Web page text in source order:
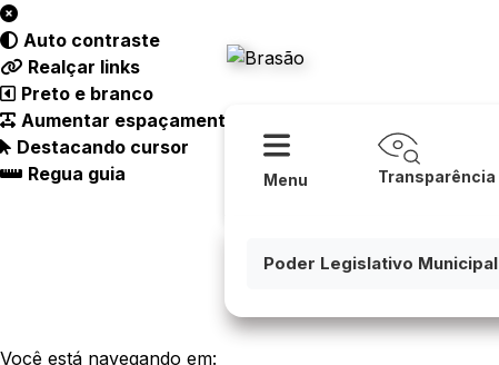
Menu Transparência
Poder Legislativo Municipal
Auto contraste
Realçar links
Preto e branco
Aumentar espaçamento
Destacando cursor
Regua guia
Você está navegando em: